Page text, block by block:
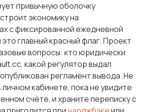
привычную оболочку
экономику на
с фиксированной ежедневной
главный красный флаг. Проект
вопросы: кто юридически
какой регулятор выдал
регламент вывода. Не
кабинете, пока не увидите
счёте, и храните переписку с